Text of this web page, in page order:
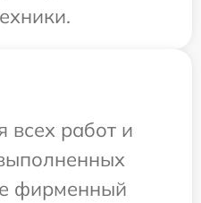
всех работ и
фирменный